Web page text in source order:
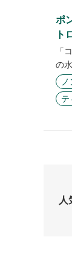
ポ
ト
「
の
テ
人